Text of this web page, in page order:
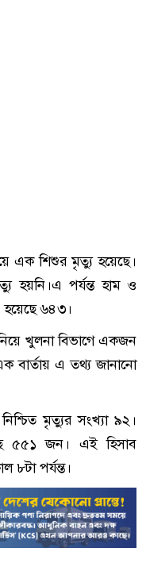
এক শিশুর মৃত্যু হয়েছে।
হয়নি।এ পর্যন্ত হাম ও
হয়েছে ৬৪৩।
খুলনা বিভাগে একজন
এক বার্তায় এ তথ্য জানানো
মৃত্যুর সংখ্যা ৯২।
৫৫১ জন। এই হিসাব
পর্যন্ত।